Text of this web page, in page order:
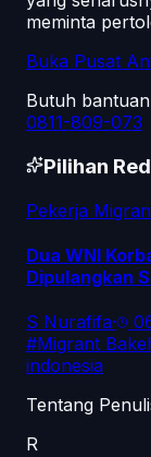
meminta
Buka Pusat
Butuh
0811-809-073
Pilihan
Pekerja
Dua WNI
Dipulangkan
S Nurafifa·
#Migrant
indonesia
Tentang
R